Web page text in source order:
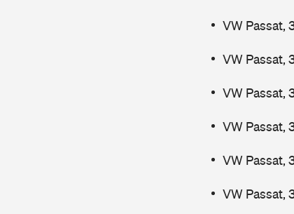
VW Passat,
VW Passat,
VW Passat,
VW Passat,
VW Passat,
VW Passat,